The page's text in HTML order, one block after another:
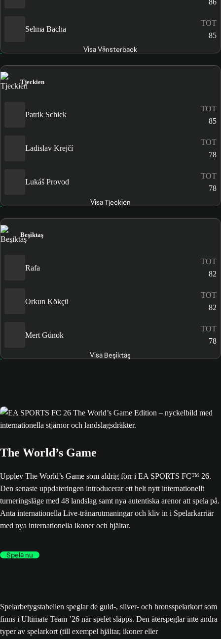
Selma Bacha
TOT
85
Visa Vänsterback
Tjeckien
Patrik Schick
TOT
85
Ladislav Krejčí
TOT
78
Lukáš Provod
TOT
78
Visa Tjeckien
Beşiktaş
Rafa
TOT
82
Orkun Kökçü
TOT
82
Mert Günok
TOT
78
Visa Beşiktaş
The World’s Game
Upplev The World’s Game som aldrig förr i EA SPORTS FC™ 26.
Den senaste uppdateringen introducerar ett helt nytt internationellt
turneringsläge med 48 landslag samt nya autentiska arenor att spela på.
Anta internationella Live-tränarutmaningar och kliv in i Spelarkarriär
med nya internationella ikoner och hjältar.
Spela nu
Spelarbetygstabellen speglar de guld-, silver- och bronsspelarkort som
finns i Ultimate Team ’26 när spelet släpps. Den återspeglar inte andra
typer av spelarkort (till exempel hjältar, ikoner eller